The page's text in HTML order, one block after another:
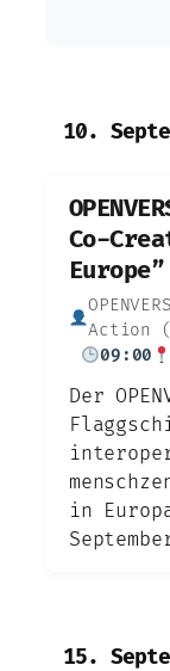
10.
Co-
Action
09:00
Der
in
15.